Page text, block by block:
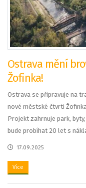
Ostrava mění
Žofinka!
Ostrava se připravuje na
nové městské čtvrti
Projekt zahrnuje park,
bude probíhat 20 let s
17.09.2025
Více